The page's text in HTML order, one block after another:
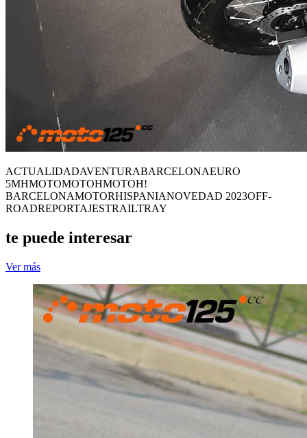
ACTUALIDADAVENTURABARCELONAEURO
5MHMOTOMOTOHMOTOH!
BARCELONAMOTORHISPANIANOVEDAD 2023OFF-
ROADREPORTAJESTRAILTRAY
te puede interesar
Ver más